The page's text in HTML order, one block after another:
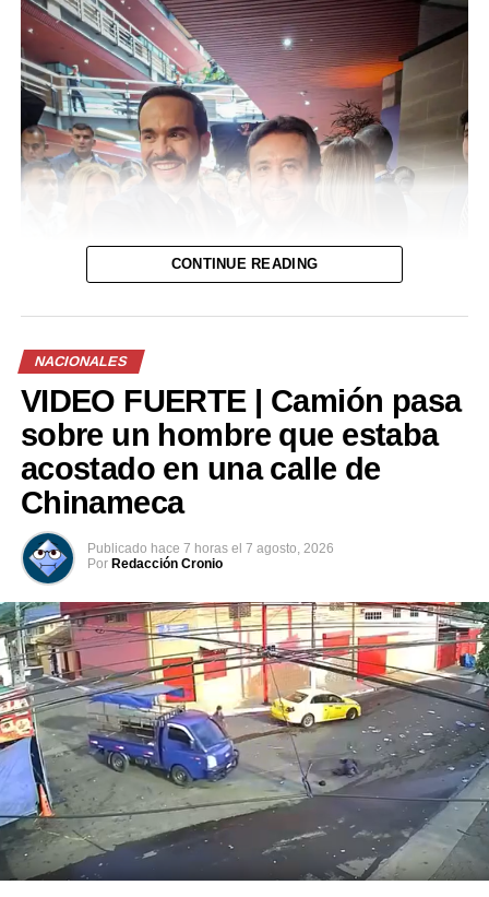
RELATED TOPICS: ESTAFA
FGR
HURTO EN MEDIOS INFORMÁTICOS
PNC VIOLACION
UP NEXT
PNC reporta un nuevo días sin homicidios
DON'T MISS
Conozca las condiciones del clima para este viernes
Previo al acto protocolario, el Vicemandatario
salvadoreño, dialogó con el Presidente Abelardo de la
Espriella, a quien envió un afectuoso saludo de parte del
Presidente Bukele y expresó sus mejores deseos al
asumir esta nueva responsabilidad al frente de la nación
colombiana.
CONTINUE READING
NACIONALES
VIDEO FUERTE | Camión pasa
sobre un hombre que estaba
acostado en una calle de
Chinameca
Publicado hace 7 horas el 7 agosto, 2026
Por Redacción Cronio